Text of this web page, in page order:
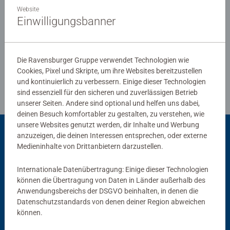
Ravensburg hergestellt werden. Jahrzehntelange
Erfahrung in der Puzzleproduktion, den hohen
die Herzen der Puzzler höherschlagen und erleben, wie
eins zum andern passt. Das ist die Ravensburger
Leidenschaft für Qualität.
Richtlinien für Bewertungen
Passend dazu
Website
Einwilligungsbanner
Die Ravensburger Gruppe verwendet Technologien wie
Cookies, Pixel und Skripte, um ihre Websites bereitzustellen
und kontinuierlich zu verbessern. Einige dieser Technologien
sind essenziell für den sicheren und zuverlässigen Betrieb
unserer Seiten. Andere sind optional und helfen uns dabei,
deinen Besuch komfortabler zu gestalten, zu verstehen, wie
unsere Websites genutzt werden, dir Inhalte und Werbung
anzuzeigen, die deinen Interessen entsprechen, oder externe
Medieninhalte von Drittanbietern darzustellen.
Internationale Datenübertragung: Einige dieser Technologien
können die Übertragung von Daten in Länder außerhalb des
Anwendungsbereichs der DSGVO beinhalten, in denen die
Datenschutzstandards von denen deiner Region abweichen
können.